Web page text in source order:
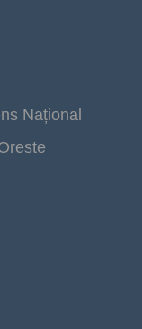
Național